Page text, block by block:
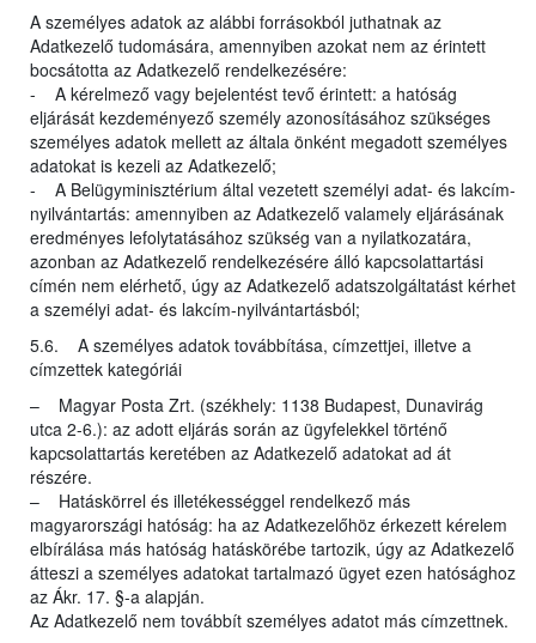
A személyes adatok az alábbi forrásokból juthatnak az
Adatkezelő tudomására, amennyiben azokat nem az érintett
bocsátotta az Adatkezelő rendelkezésére:
- A kérelmező vagy bejelentést tevő érintett: a hatóság
eljárását kezdeményező személy azonosításához szükséges
személyes adatok mellett az általa önként megadott személyes
adatokat is kezeli az Adatkezelő;
- A Belügyminisztérium által vezetett személyi adat- és lakcím-
nyilvántartás: amennyiben az Adatkezelő valamely eljárásának
eredményes lefolytatásához szükség van a nyilatkozatára,
azonban az Adatkezelő rendelkezésére álló kapcsolattartási
címén nem elérhető, úgy az Adatkezelő adatszolgáltatást kérhet
a személyi adat- és lakcím-nyilvántartásból;
5.6. A személyes adatok továbbítása, címzettjei, illetve a
címzettek kategóriái
– Magyar Posta Zrt. (székhely: 1138 Budapest, Dunavirág
utca 2-6.): az adott eljárás során az ügyfelekkel történő
kapcsolattartás keretében az Adatkezelő adatokat ad át
részére.
– Hatáskörrel és illetékességgel rendelkező más
magyarországi hatóság: ha az Adatkezelőhöz érkezett kérelem
elbírálása más hatóság hatáskörébe tartozik, úgy az Adatkezelő
átteszi a személyes adatokat tartalmazó ügyet ezen hatósághoz
az Ákr. 17. §-a alapján.
Az Adatkezelő nem továbbít személyes adatot más címzettnek.